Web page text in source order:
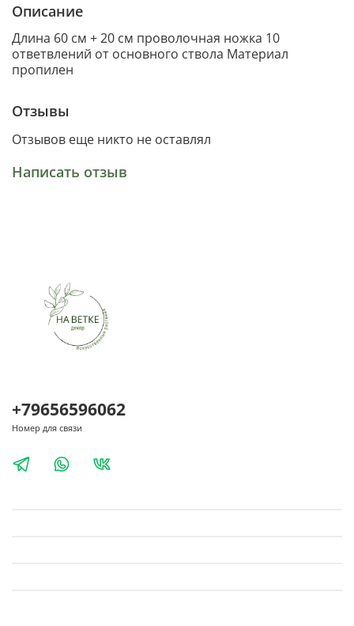
Описание
Длина 60 см + 20 см проволочная ножка 10
ответвлений от основного ствола Материал
пропилен
Отзывы
Отзывов еще никто не оставлял
Написать отзыв
+79656596062
Номер для связи